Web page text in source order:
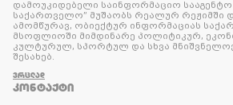
დამოუკიდებელი საინფორმაციო სააგენტო
საქართველო” მუშაობს რეალურ რეჟიმში
ამომწურავ, ობიექტურ ინფორმაციას
მსოფლიოში მიმდინარე პოლიტიკურ,
კულტურულ, სპორტულ და სხვა
შესახებ.
ᲕᲠᲪᲚᲐᲓ
ᲙᲝᲜᲢᲐᲥᲢᲘ